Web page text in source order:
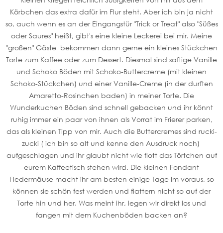
Körbchen das extra dafür im Flur steht. Aber ich bin ja nicht
so, auch wenn es an der Eingangstür "Trick or Treat" also "Süßes
oder Saures" heißt, gibt's eine kleine Leckerei bei mir. Meine
"großen" Gäste bekommen dann gerne ein kleines Stückchen
Torte zum Kaffee oder zum Dessert. Diesmal sind saftige Vanille
und Schoko Böden mit Schoko-Buttercreme (mit kleinen
Schoko-Stückchen) und einer Vanille-Creme (in der durften
Amaretto-Rosinchen baden) in meiner Torte. Die
Wunderkuchen Böden sind schnell gebacken und ihr könnt
ruhig immer ein paar von ihnen als Vorrat im Frierer parken,
das als kleinen Tipp von mir. Auch die Buttercremes sind rucki-
zucki ( ich bin so alt und kenne den Ausdruck noch)
aufgeschlagen und ihr glaubt nicht wie flott das Törtchen auf
eurem Kaffeetisch stehen wird. Die kleinen Fondant
Fledermäuse macht ihr am besten einige Tage im voraus, so
können sie schön fest werden und flattern nicht so auf der
Torte hin und her. Was meint ihr, legen wir direkt los und
fangen mit dem Kuchenböden backen an?